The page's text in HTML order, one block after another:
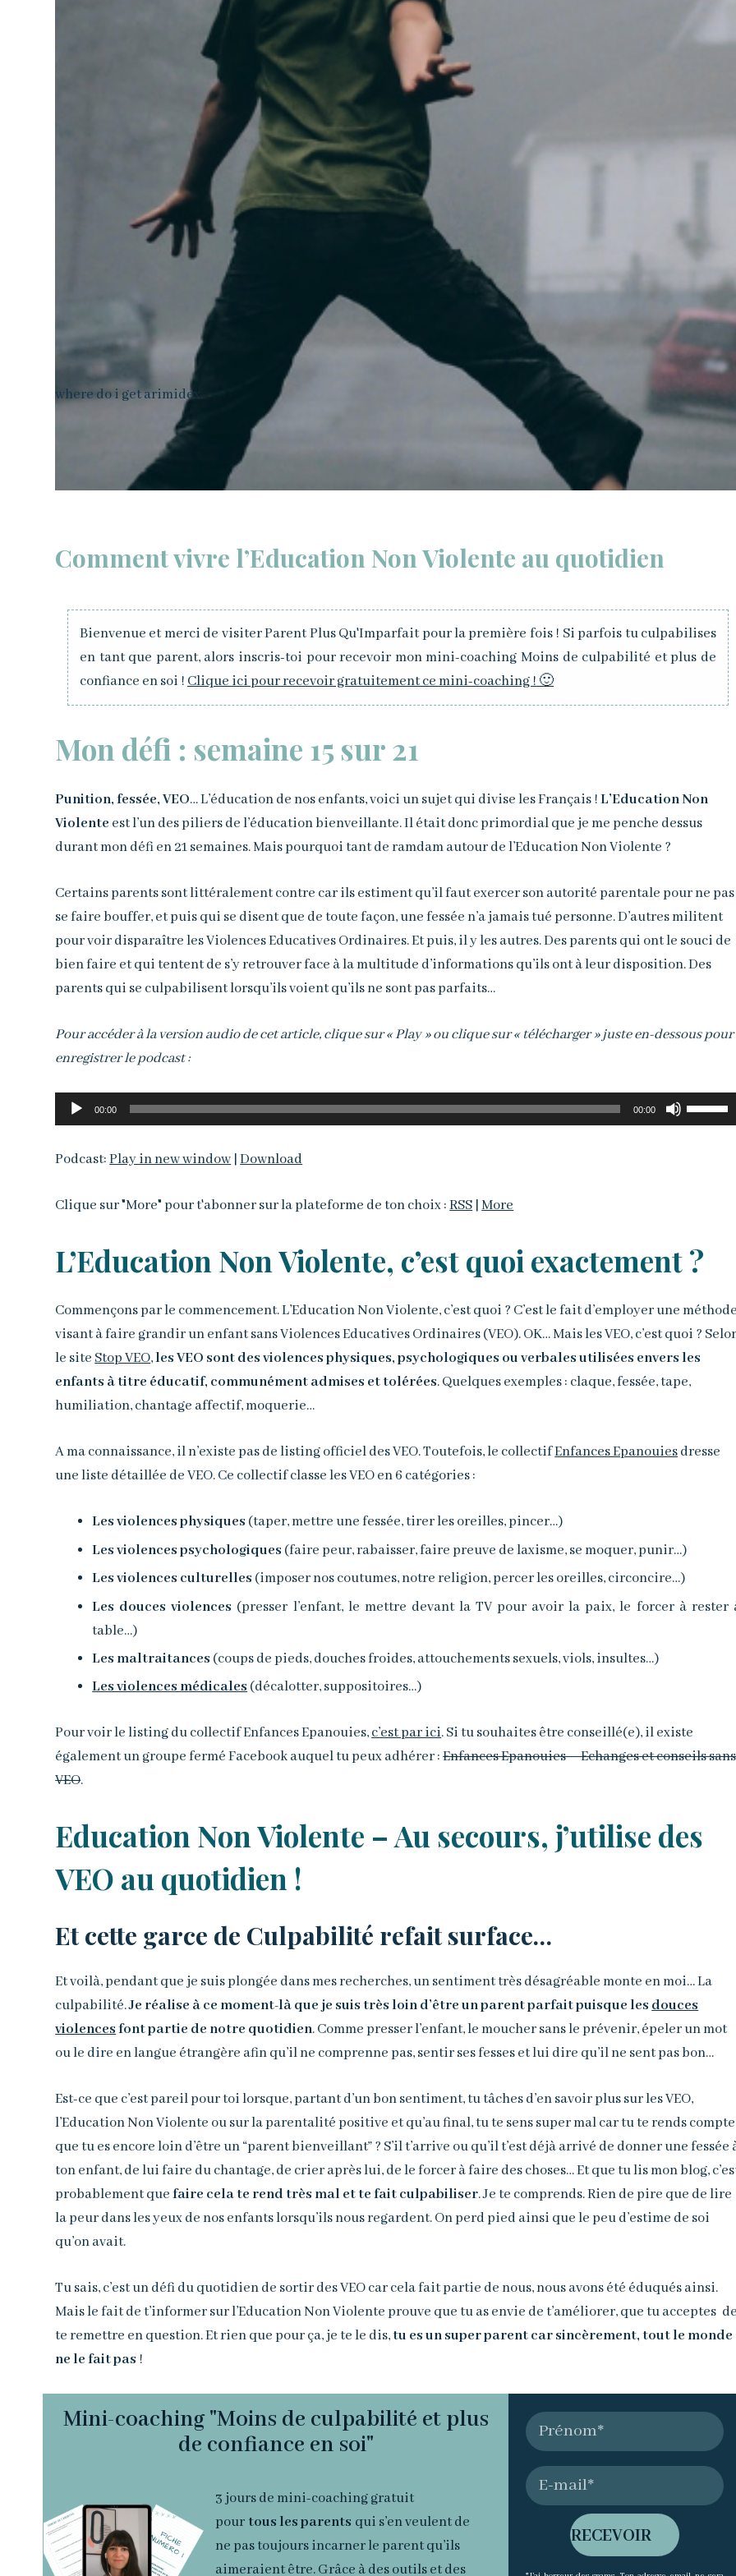
Comment vivre l’Education Non Violente au quotidien
Bienvenue et merci de visiter Parent Plus Qu'Imparfait pour la première fois ! Si parfois tu culpabilises
en tant que parent, alors inscris-toi pour recevoir mon mini-coaching Moins de culpabilité et plus de
confiance en soi ! Clique ici pour recevoir gratuitement ce mini-coaching ! 🙂
Mon défi : semaine 15 sur 21
Punition, fessée, VEO… L’éducation de nos enfants, voici un sujet qui divise les Français !L’Education Non
Violente est l’un des piliers de l’éducation bienveillante. Il était donc primordial que je me penche dessus
durant mon défi en 21 semaines. Mais pourquoi tant de ramdam autour de l’Education Non Violente ?
Certains parents sont littéralement contre car ils estiment qu’il faut exercer son autorité parentale pour ne pas
se faire bouffer, et puis qui se disent que de toute façon, une fessée n’a jamais tué personne. D’autres militent
pour voir disparaître les Violences Educatives Ordinaires. Et puis, il y les autres. Des parents qui ont le souci de
bien faire et qui tentent de s’y retrouver face à la multitude d’informations qu’ils ont à leur disposition. Des
parents qui se culpabilisent lorsqu’ils voient qu’ils ne sont pas parfaits…
Pour accéder à la version audio de cet article, clique sur « Play » ou clique sur « télécharger » juste en-dessous pour
enregistrer le podcast :
Lecteur
audio
00:00 00:00
Utilisez
les
ou
Podcast:Play in new window |Download
Clique sur "More" pour t'abonner sur la plateforme de ton choix :RSS |More
L’Education Non Violente, c’est quoi exactement ?
Commençons par le commencement. L’Education Non Violente, c’est quoi ? C’est le fait d’employer une
visant à faire grandir un enfant sans Violences Educatives Ordinaires (VEO). OK… Mais les VEO, c’est quoi ?
le siteStop VEO,les VEO sont des violences physiques, psychologiques ou verbales utilisées envers les
enfants à titre éducatif, communément admises et tolérées. Quelques exemples : claque, fessée, tape,
humiliation, chantage affectif, moquerie…
A ma connaissance, il n’existe pas de listing officiel des VEO. Toutefois, le collectifEnfances Epanouiesdresse
une liste détaillée de VEO. Ce collectif classe les VEO en 6 catégories :
Les violences physiques (taper, mettre une fessée, tirer les oreilles, pincer…)
Les violences psychologiques (faire peur, rabaisser, faire preuve de laxisme, se moquer, punir…)
Les violences culturelles (imposer nos coutumes, notre religion, percer les oreilles, circoncire…)
Les douces violences (presser l’enfant, le mettre devant la TV pour avoir la paix, le forcer à rester
table…)
Les maltraitances (coups de pieds, douches froides, attouchements sexuels, viols, insultes…)
Les violences médicales(décalotter, suppositoires…)
Pour voir le listing du collectif Enfances Epanouies,c’est par ici. Si tu souhaites être conseillé(e), il existe
également un groupe fermé Facebook auquel tu peux adhérer :Enfances Epanouies – Echanges et conseils sans
VEO.
Education Non Violente – Au secours, j’utilise des
VEO au quotidien !
Et cette garce de Culpabilité refait surface…
Et voilà, pendant que je suis plongée dans mes recherches, un sentiment très désagréable monte en moi… La
culpabilité.Je réalise à ce moment-là que je suis très loin d’être un parent parfait puisque les douces
violencesfont partie de notre quotidien. Comme presser l’enfant, le moucher sans le prévenir, épeler un mot
ou le dire en langue étrangère afin qu’il ne comprenne pas, sentir ses fesses et lui dire qu’il ne sent pas bon…
Est-ce que c’est pareil pour toi lorsque, partant d’un bon sentiment, tu tâches d’en savoir plus sur les VEO,
l’Education Non Violente ou sur la parentalité positive et qu’au final, tu te sens super mal car tu te rends compte
que tu es encore loin d’être un “parent bienveillant” ? S’il t’arrive ou qu’il t’est déjà arrivé de donner une fessée
ton enfant, de lui faire du chantage, de crier après lui, de le forcer à faire des choses… Et que tu lis mon blog,
probablement quefaire cela te rend très mal et te fait culpabiliser. Je te comprends. Rien de pire que de lire
la peur dans les yeux de nos enfants lorsqu’ils nous regardent. On perd pied ainsi que le peu d’estime de soi
qu’on avait.
Tu sais, c’est un défi du quotidien de sortir des VEO car cela fait partie de nous, nous avons été éduqués ainsi.
Mais le fait de t’informer sur l’Education Non Violente prouve que tu as envie de t’améliorer, que tu acceptes
te remettre en question. Et rien que pour ça, je te le dis,tu es un super parent car sincèrement, tout le monde
ne le fait pas !
Mini-coaching "Moins de culpabilité et plus
de confiance en soi"
3 jours de mini-coaching gratuit
pour tous les parents qui s’en veulent de
ne pas toujours incarner le parent qu’ils
aimeraient être. Grâce à des outils et des
RECEVOIR
where do i get arimidex.